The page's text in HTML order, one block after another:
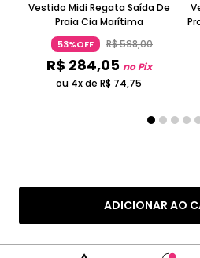
ADICIONAR AO
Vestido Midi Regata Saída De
Praia Cia Marítima
53%OFF R$598,00
R$ 284,05 no Pix
ou 4x de R$ 74,75